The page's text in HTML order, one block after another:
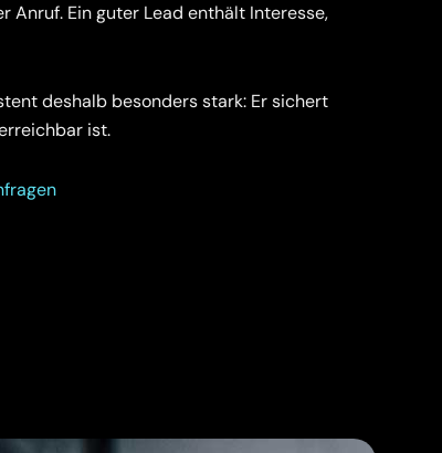
Anruf. Ein guter Lead enthält Interesse,
deshalb besonders stark: Er sichert
ist.